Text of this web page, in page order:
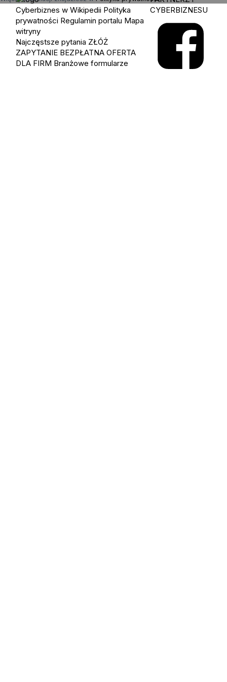
Cyberbiznes w Wikipedii Polityka
prywatności Regulamin portalu Mapa
witryny
Najczęstsze pytania ZŁÓŻ
ZAPYTANIE BEZPŁATNA OFERTA
DLA FIRM Branżowe formularze
CYBERBIZNESU